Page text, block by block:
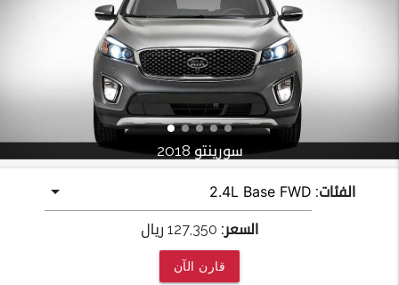
سورينتو 2018
الفئات:
السعر: 127,350 ريال
قارن الآن